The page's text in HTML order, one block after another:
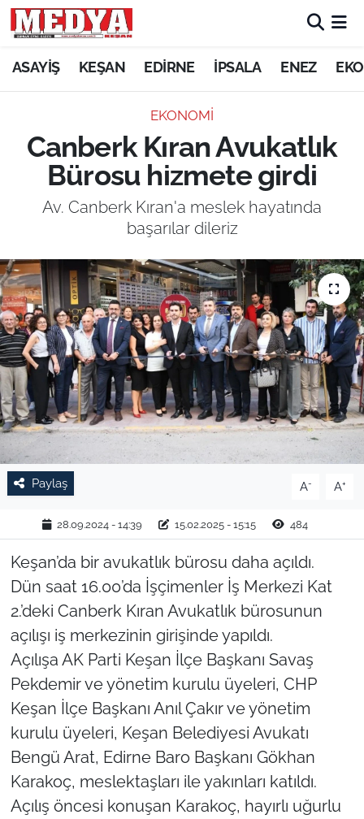
ASAYİŞ KEŞAN EDİRNE İPSALA ENEZ
EKONOMİ
Canberk Kıran Avukatlık
Bürosu hizmete girdi
Av. Canberk Kıran'a meslek hayatında
başarılar dileriz
Paylaş A- A+
28.09.2024 - 14:39 15.02.2025 - 15:15 484
Keşan’da bir avukatlık bürosu daha açıldı.
Dün saat 16.00’da İşçimenler İş Merkezi Kat
2.’deki Canberk Kıran Avukatlık bürosunun
açılışı iş merkezinin girişinde yapıldı.
Açılışa AK Parti Keşan İlçe Başkanı Savaş
Pekdemir ve yönetim kurulu üyeleri, CHP
Keşan İlçe Başkanı Anıl Çakır ve yönetim
kurulu üyeleri, Keşan Belediyesi Avukatı
Bengü Arat, Edirne Baro Başkanı Gökhan
Karakoç, meslektaşları ile yakınları katıldı.
Açılış öncesi konuşan Karakoç, hayırlı uğurlu
KEŞAN
ASAYİŞ
SİYASET
EKONOMİ
SAĞLIK
EĞİTİM
TARIM VE HAYVANCILIK
KÜLTÜR SANAT
RESMİ İLAN
SPOR
YAŞAM
EDİRNE
TEKİRDAĞ
KIRKLARELİ
ÇANAKKALE
TÜRKİYE
Bölge